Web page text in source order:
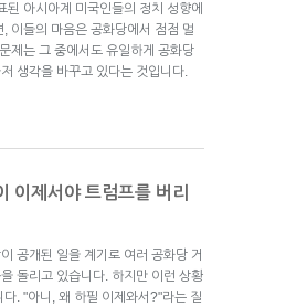
된 아시아계 미국인들의 정치 성향에
이들의 마음은 공화당에서 점점 멀
제는 그 중에서도 유일하게 공화당
생각을 바꾸고 있다는 것입니다.
이제서야 트럼프를 버리
공개된 일을 계기로 여러 공화당 거
돌리고 있습니다. 하지만 이런 상황
. "아니, 왜 하필 이제와서?"라는 질